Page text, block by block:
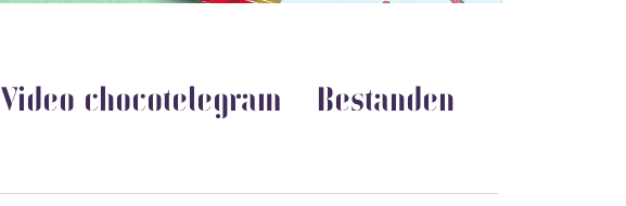
Video chocotelegram
Bestanden